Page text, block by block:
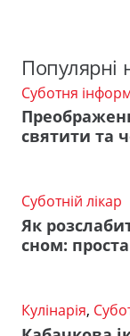
Популярні
Суботня
святити та
Суботній лікар
Як
сном:
Кулінарія,